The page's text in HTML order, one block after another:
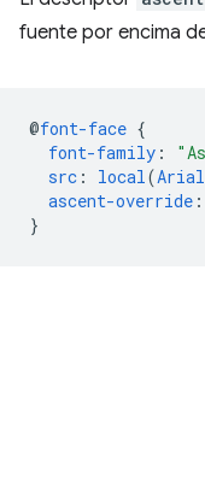
fuente por encima
@font-face {
font-family :
src : local (Arial
ascent-override :
}